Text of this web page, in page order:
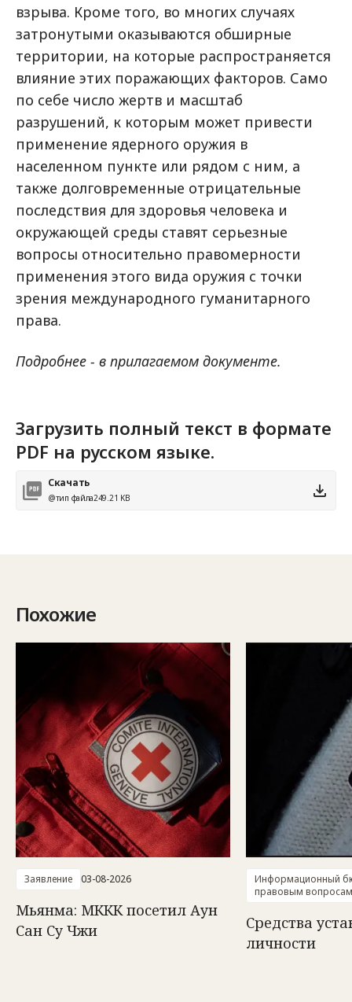
взрыва. Кроме того, во многих случаях
затронутыми оказываются обширные
территории, на которые распространяется
влияние этих поражающих факторов. Само
по себе число жертв и масштаб
разрушений, к которым может привести
применение ядерного оружия в
населенном пункте или рядом с ним, а
также долговременные отрицательные
последствия для здоровья человека и
окружающей среды ставят серьезные
вопросы относительно правомерности
применения этого вида оружия с точки
зрения международного гуманитарного
права.
Подробнее - в прилагаемом документе.
Загрузить полный текст в формате
PDF на русском языке.
Скачать
@тип файла249.21 KB
Похожие
Заявление 03-08-2026
Мьянма: МККК посетил Аун
Сан Су Чжи
Информационный
правовым вопросам
Средства
личности